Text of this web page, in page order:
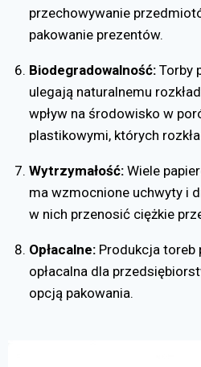
przechowywanie
pakowanie prezentów.
Biodegradowalność:Torby
ulegają naturalnemu
wpływ na środowisko w
plastikowymi, których
Wytrzymałość:Wiele
ma wzmocnione uchwyty i
w nich przenosić ciężkie
Opłacalne:Produkcja toreb
opłacalna dla
opcją pakowania.